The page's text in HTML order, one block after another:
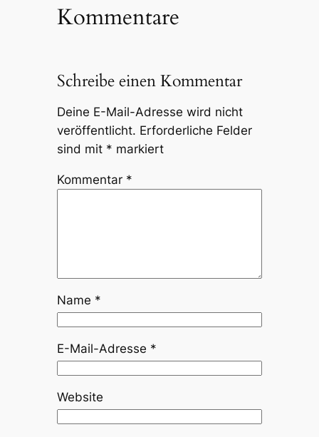
Kommentare
Schreibe einen Kommentar
Deine E-Mail-Adresse wird nicht
veröffentlicht. Erforderliche Felder
sind mit * markiert
Kommentar *
Name *
E-Mail-Adresse *
Website